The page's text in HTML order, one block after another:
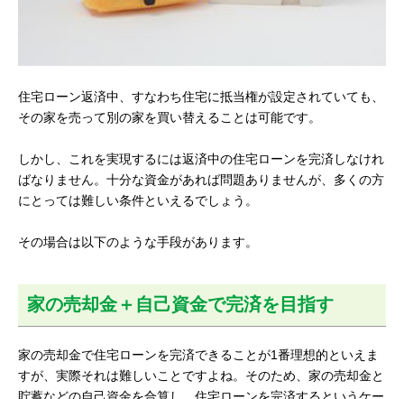
住宅ローン返済中、すなわち住宅に抵当権が設定されていても、
その家を売って別の家を買い替えることは可能です。
しかし、これを実現するには返済中の住宅ローンを完済しなけれ
ばなりません。十分な資金があれば問題ありませんが、多くの方
にとっては難しい条件といえるでしょう。
その場合は以下のような手段があります。
家の売却金＋自己資金で完済を目指す
家の売却金で住宅ローンを完済できることが1番理想的といえま
すが、実際それは難しいことですよね。そのため、家の売却金と